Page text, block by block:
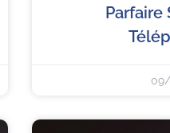
Parfaire
09/